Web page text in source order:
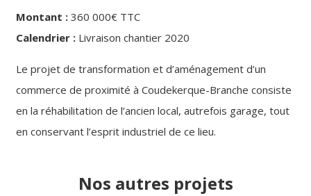
Montant :360 000€ TTC
Calendrier :Livraison chantier 2020
Le projet de transformation et d’aménagement d’un
commerce de proximité à Coudekerque-Branche consiste
en la réhabilitation de l’ancien local, autrefois garage, tout
en conservant l’esprit industriel de ce lieu.
Nos autres projets